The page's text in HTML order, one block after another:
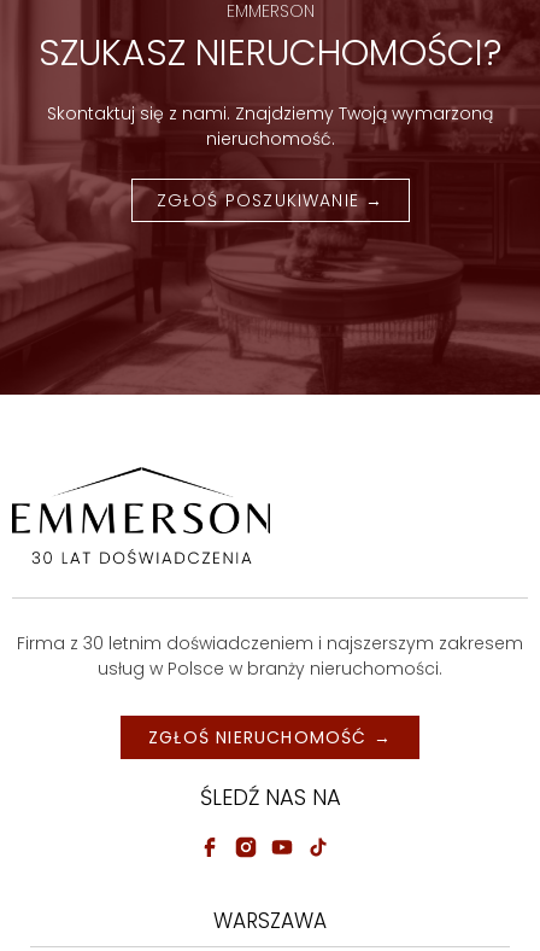
EMMERSON
SZUKASZ NIERUCHOMOŚCI?
Skontaktuj się z nami. Znajdziemy Twoją wymarzoną
nieruchomość.
ZGŁOŚ POSZUKIWANIE →
Firma z 30 letnim doświadczeniem i najszerszym zakresem
usług w Polsce w branży nieruchomości.
ZGŁOŚ NIERUCHOMOŚĆ →
ŚLEDŹ NAS NA
WARSZAWA